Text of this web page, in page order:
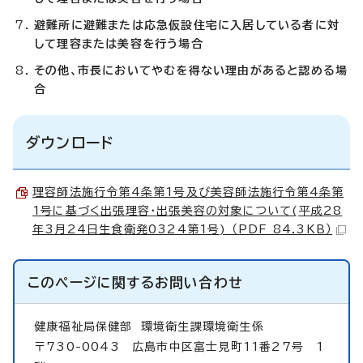
避難所に避難または応急仮設住宅に入居している者に対
して理容または美容を行う場合
その他、市長においてやむを得ない理由があると認める場
合
ダウンロード
理容師法施行令第4条第1号及び美容師法施行令第4条第
1号に基づく出張理容・出張美容の対象について(平成28
年3月24日生食衛発0324第1号) （PDF 84.3KB）
このページに関するお問い合わせ
健康福祉局保健部 環境衛生課環境衛生係
〒730-0043 広島市中区富士見町11番27号 1